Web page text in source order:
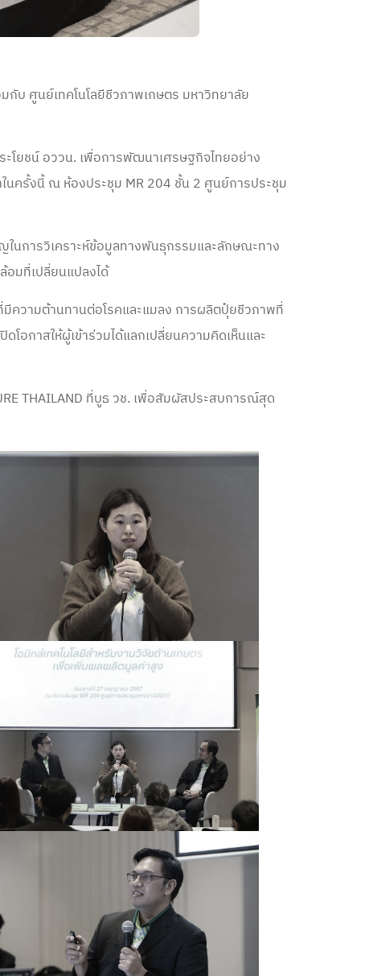
บ ศูนย์เทคโนโลยีชีวภาพเกษตร มหาวิทยาลัย
ะโยชน์ อววน. เพื่อการพัฒนาเศรษฐกิจไทยอย่าง
นครั้งนี้ ณ ห้องประชุม MR 204 ชั้น 2 ศูนย์การประชุม
ในการวิเคราะห์ข้อมูลทางพันธุกรรมและลักษณะทาง
มที่เปลี่ยนแปลงได้
มีความต้านทานต่อโรคและแมลง การผลิตปุ๋ยชีวภาพที่
อกาสให้ผู้เข้าร่วมได้แลกเปลี่ยนความคิดเห็นและ
THAILAND ที่บูธ วช. เพื่อสัมผัสประสบการณ์สุด